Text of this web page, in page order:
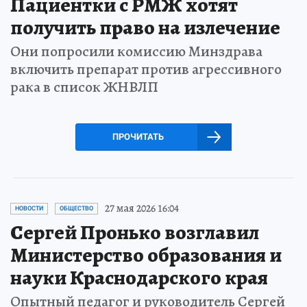
получить право на излечение
Они попросили комиссию Минздрава
включить препарат против агрессивного
рака в список ЖНВЛП
ПРОЧИТАТЬ
НОВОСТИ ОБЩЕСТВО 27 мая 2026 16:04
Сергей Пронько возглавил
Министерство образования и
науки Краснодарского края
Опытный педагог и руководитель Сергей